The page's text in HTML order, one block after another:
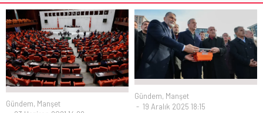
Gündem, Manşet
Gündem, Manşet
19 Aralık 2025 18:15